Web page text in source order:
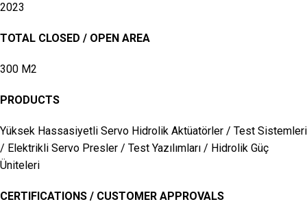
2023
TOTAL CLOSED / OPEN AREA
300 M2
PRODUCTS
Yüksek Hassasiyetli Servo Hidrolik Aktüatörler / Test Sistemleri
/ Elektrikli Servo Presler / Test Yazılımları / Hidrolik Güç
Üniteleri
CERTIFICATIONS / CUSTOMER APPROVALS